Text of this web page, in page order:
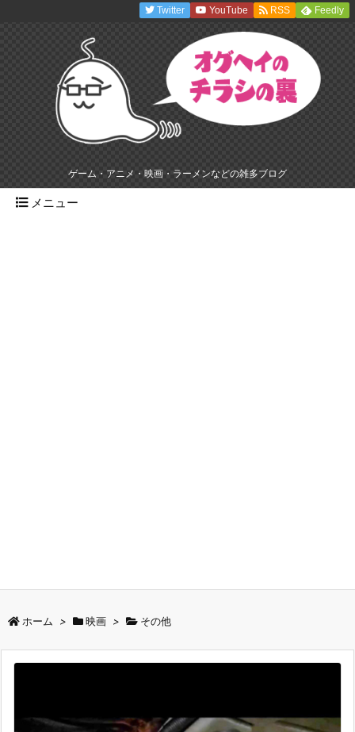
ゲーム・アニメ・映画・ラーメンなどの雑多ブログ
メニュー
Twitter YouTube RSS Feedly
ホーム > 映画 > その他